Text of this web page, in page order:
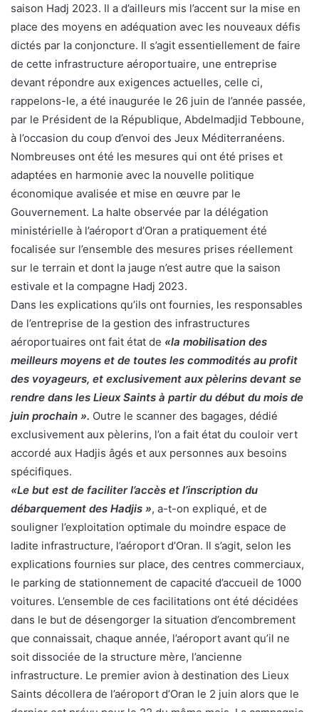
saison Hadj 2023. Il a d’ailleurs mis l’accent sur la mise en
place des moyens en adéquation avec les nouveaux défis
dictés par la conjoncture. Il s’agit essentiellement de faire
de cette infrastructure aéroportuaire, une entreprise
devant répondre aux exigences actuelles, celle ci,
rappelons-le, a été inaugurée le 26 juin de l’année passée,
par le Président de la République, Abdelmadjid Tebboune,
à l’occasion du coup d’envoi des Jeux Méditerranéens.
Nombreuses ont été les mesures qui ont été prises et
adaptées en harmonie avec la nouvelle politique
économique avalisée et mise en œuvre par le
Gouvernement. La halte observée par la délégation
ministérielle à l’aéroport d’Oran a pratiquement été
focalisée sur l’ensemble des mesures prises réellement
sur le terrain et dont la jauge n’est autre que la saison
estivale et la compagne Hadj 2023.
Dans les explications qu’ils ont fournies, les responsables
de l’entreprise de la gestion des infrastructures
aéroportuaires ont fait état de «la mobilisation des
meilleurs moyens et de toutes les commodités au profit
des voyageurs, et exclusivement aux pèlerins devant se
rendre dans les Lieux Saints à partir du début du mois de
juin prochain ». Outre le scanner des bagages, dédié
exclusivement aux pèlerins, l’on a fait état du couloir vert
accordé aux Hadjis âgés et aux personnes aux besoins
spécifiques.
«Le but est de faciliter l’accès et l’inscription du
débarquement des Hadjis », a-t-on expliqué, et de
souligner l’exploitation optimale du moindre espace de
ladite infrastructure, l’aéroport d’Oran. Il s’agit, selon les
explications fournies sur place, des centres commerciaux,
le parking de stationnement de capacité d’accueil de 1000
voitures. L’ensemble de ces facilitations ont été décidées
dans le but de désengorger la situation d’encombrement
que connaissait, chaque année, l’aéroport avant qu’il ne
soit dissociée de la structure mère, l’ancienne
infrastructure. Le premier avion à destination des Lieux
Saints décollera de l’aéroport d’Oran le 2 juin alors que le